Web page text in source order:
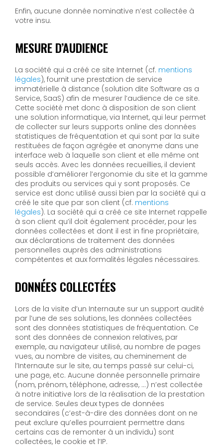
Enfin, aucune donnée nominative n’est collectée à
votre insu.
MESURE D’AUDIENCE
La société qui a créé ce site Internet (cf. mentions
légales), fournit une prestation de service
immatérielle à distance (solution dite Software as a
Service, SaaS) afin de mesurer l’audience de ce site.
Cette société met donc à disposition de son client
une solution informatique, via Internet, qui leur permet
de collecter sur leurs supports online des données
statistiques de fréquentation et qui sont par la suite
restituées de façon agrégée et anonyme dans une
interface web à laquelle son client et elle même ont
seuls accès. Avec les données recueillies, il devient
possible d’améliorer l’ergonomie du site et la gamme
des produits ou services qui y sont proposés. Ce
service est donc utilisé aussi bien par la société qui a
créé le site que par son client (cf. mentions
légales). La société qui a créé ce site Internet rappelle
à son client qu’il doit également procéder, pour les
données collectées et dont il est in fine propriétaire,
aux déclarations de traitement des données
personnelles auprès des administrations
compétentes et aux formalités légales nécessaires.
DONNÉES COLLECTÉES
Lors de la visite d’un Internaute sur un support audité
par l’une de ses solutions, les données collectées
sont des données statistiques de fréquentation. Ce
sont des données de connexion relatives, par
exemple, au navigateur utilisé, au nombre de pages
vues, au nombre de visites, au cheminement de
l’Internaute sur le site, au temps passé sur celui-ci,
une page, etc. Aucune donnée personnelle primaire
(nom, prénom, téléphone, adresse, …) n’est collectée
à notre initiative lors de la réalisation de la prestation
de service. Seules deux types de données
secondaires (c’est-à-dire des données dont on ne
peut exclure qu’elles pourraient permettre dans
certains cas de remonter à un individu) sont
collectées, le cookie et l’IP.